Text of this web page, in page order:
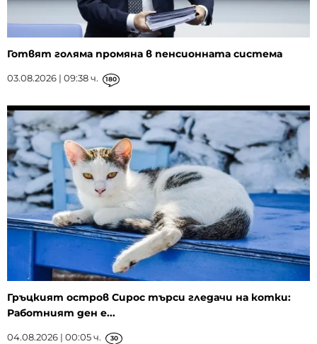
Готвят голяма промяна в пенсионната система
03.08.2026 | 09:38 ч. 180
Гръцкият остров Сирос търси гледачи на котки:
Работният ден е...
04.08.2026 | 00:05 ч. 30